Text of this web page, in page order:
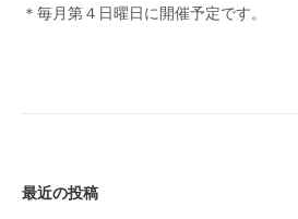
＊毎月第４日曜日に開催予定です。
最近の投稿